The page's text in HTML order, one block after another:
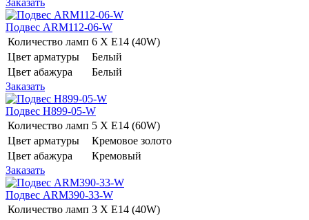
Подвес ARM112-06-W
Количество ламп 6 Х E14 (40W)
Цвет арматуры
Белый
Цвет абажура
Белый
Заказать
Подвес H899-05-W
Количество ламп 5 Х E14 (60W)
Цвет арматуры
Кремовое золото
Цвет абажура
Кремовый
Заказать
Подвес ARM390-33-W
Количество ламп 3 Х E14 (40W)